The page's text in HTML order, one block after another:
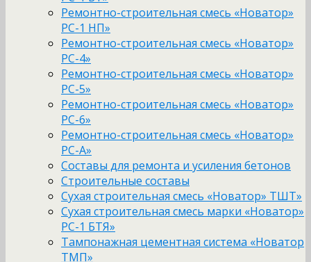
Ремонтно-строительная смесь «Новатор»
РС-1 НП»
Ремонтно-строительная смесь «Новатор»
РС-4»
Ремонтно-строительная смесь «Новатор»
РС-5»
Ремонтно-строительная смесь «Новатор»
РС-6»
Ремонтно-строительная смесь «Новатор»
РС-А»
Составы для ремонта и усиления бетонов
Строительные составы
Сухая строительная смесь «Новатор» ТШТ»
Сухая строительная смесь марки «Новатор»
РС-1 БТЯ»
Тампонажная цементная система «Новатор
ТМП»